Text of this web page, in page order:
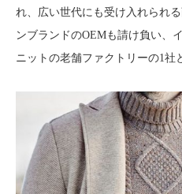
れ、広い世代にも受け入れられ
ンブランドのOEMも請け負い、
ニットの老舗ファクトリーの1社